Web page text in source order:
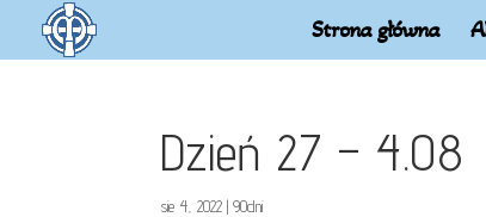
Strona główna
Dzień 27 – 4.08
sie 4, 2022 |90dni